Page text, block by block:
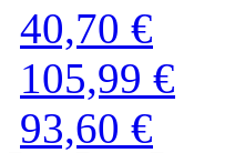
40,70 €
105,99 €
93,60 €